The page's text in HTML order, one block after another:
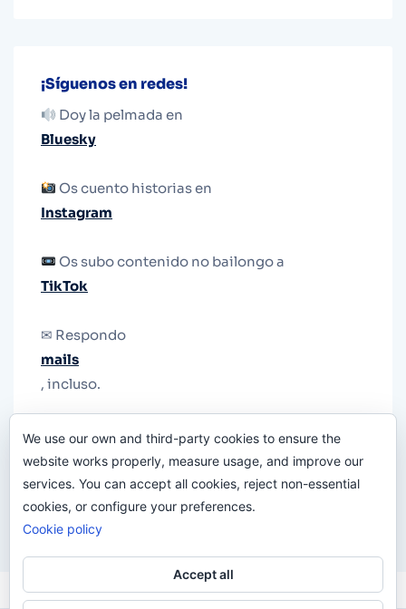
¡Síguenos en redes!
Doy la pelmada en
Bluesky
Os cuento historias en
Instagram
Os subo contenido no bailongo a
TikTok
✉ Respondo
mails
, incluso.
le quiten el teléfono.
We use our own and third-party cookies to ensure the
website works properly, measure usage, and improve our
services. You can accept all cookies, reject non-essential
cookies, or configure your preferences.
Cookie policy
Accept all